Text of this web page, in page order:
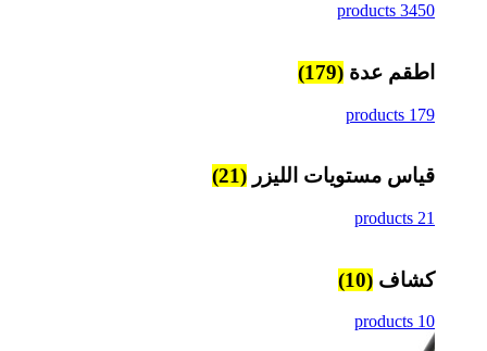
3450 products
اطقم عدة (179)
179 products
قياس مستويات الليزر (21)
21 products
كشاف (10)
10 products